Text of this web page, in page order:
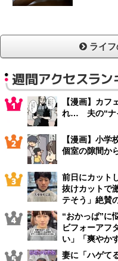
ライ
週間アクセスラン
【漫画】カ
れ… 夫の“ナ
【漫画】小
個室の隙間か
前日にカット
抜けカットで
テそう」絶賛
“おかっぱ”に
ビフォーアフ
い」「爽やか
妻に「ハゲて